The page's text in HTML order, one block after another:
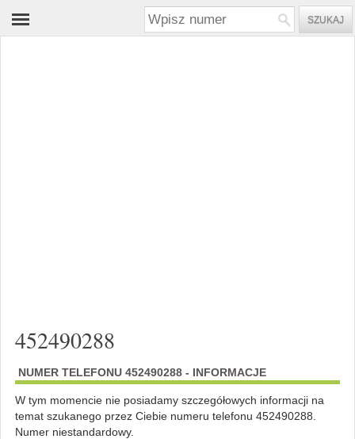
452490288
NUMER TELEFONU 452490288 - INFORMACJE
W tym momencie nie posiadamy szczegółowych informacji na
temat szukanego przez Ciebie numeru telefonu 452490288.
Numer niestandardowy.